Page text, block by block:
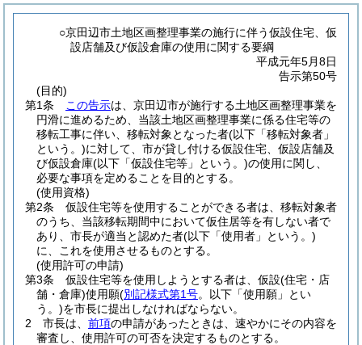
○京田辺市土地区画整理事業の施行に伴う仮設住宅、仮
設店舗及び仮設倉庫の使用に関する要綱
平成元年5月8日
告示第50号
(目的)
第1条
この告示は、京田辺市が施行する土地区画整理事業を
円滑に進めるため、当該土地区画整理事業に係る住宅等の
移転工事に伴い、移転対象となった者(以下「移転対象者」
という。)に対して、市が貸し付ける仮設住宅、仮設店舗及
び仮設倉庫(以下「仮設住宅等」という。)の使用に関し、
必要な事項を定めることを目的とする。
(使用資格)
第2条
仮設住宅等を使用することができる者は、移転対象者
のうち、当該移転期間中において仮住居等を有しない者で
あり、市長が適当と認めた者(以下「使用者」という。)
に、これを使用させるものとする。
(使用許可の申請)
第3条
仮設住宅等を使用しようとする者は、仮設(住宅・店
舗・倉庫)使用願(別記様式第1号。以下「使用願」とい
う。)を市長に提出しなければならない。
2
市長は、 前項の申請があったときは、速やかにその内容を
審査し、使用許可の可否を決定するものとする。